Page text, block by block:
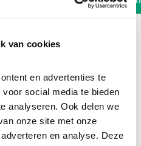
van cookies
en advertenties te
social media te bieden
analyseren. Ook delen we
onze site met onze
en analyse. Deze